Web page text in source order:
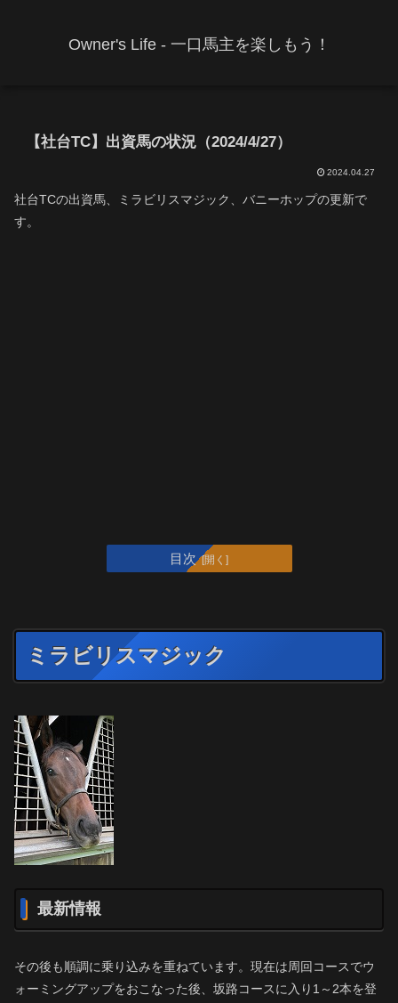
Owner's Life - 一口馬主を楽しもう！
【社台TC】出資馬の状況（2024/4/27）
2024.04.27
社台TCの出資馬、ミラビリスマジック、バニーホップの更新で
す。
目次
ミラビリスマジック
最新情報
その後も順調に乗り込みを重ねています。現在は周回コースでウ
ォーミングアップをおこなった後、坂路コースに入り1～2本を登